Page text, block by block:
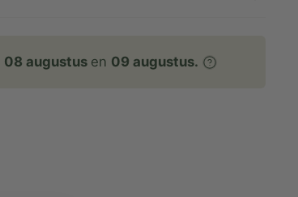
08 augustus en 09 augustus.